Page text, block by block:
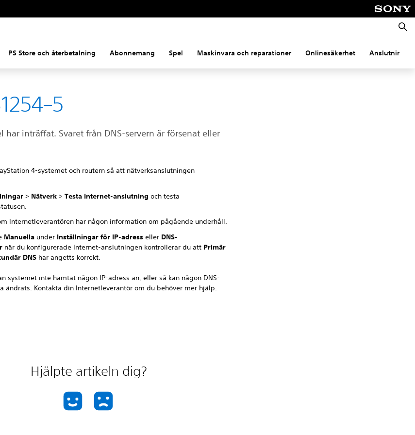
Sök
PS Store och återbetalning Abonnemang Spel Maskinvara och reparationer Onlinesäkerhet Anslutning
har inträffat. Svaret från DNS-servern är försenat eller
4-systemet och routern så att nätverksanslutningen
> Nätverk >Testa Internet-anslutning och testa
Internetleverantören har någon information om pågående underhåll.
Manuella under Inställningar för IP-adress eller DNS-
när du konfigurerade Internet-anslutningen kontrollerar du att Primär
DNS har angetts korrekt.
systemet inte hämtat någon IP-adress än, eller så kan någon DNS-
ändrats. Kontakta din Internetleverantör om du behöver mer hjälp.
Hjälpte artikeln dig?